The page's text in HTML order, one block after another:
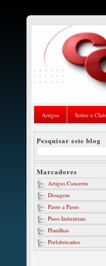
Artigos Sobre o
Pesquisar este blog
Marcadores
Artigos Concreto
Dosagem
Passo a Passo
Pisos Industriais
Planilhas
Prefabricados